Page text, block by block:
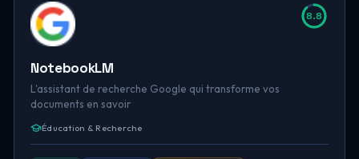
8.8
NotebookLM
L'assistant de recherche Google qui transforme vos
documents en savoir
Éducation & Recherche